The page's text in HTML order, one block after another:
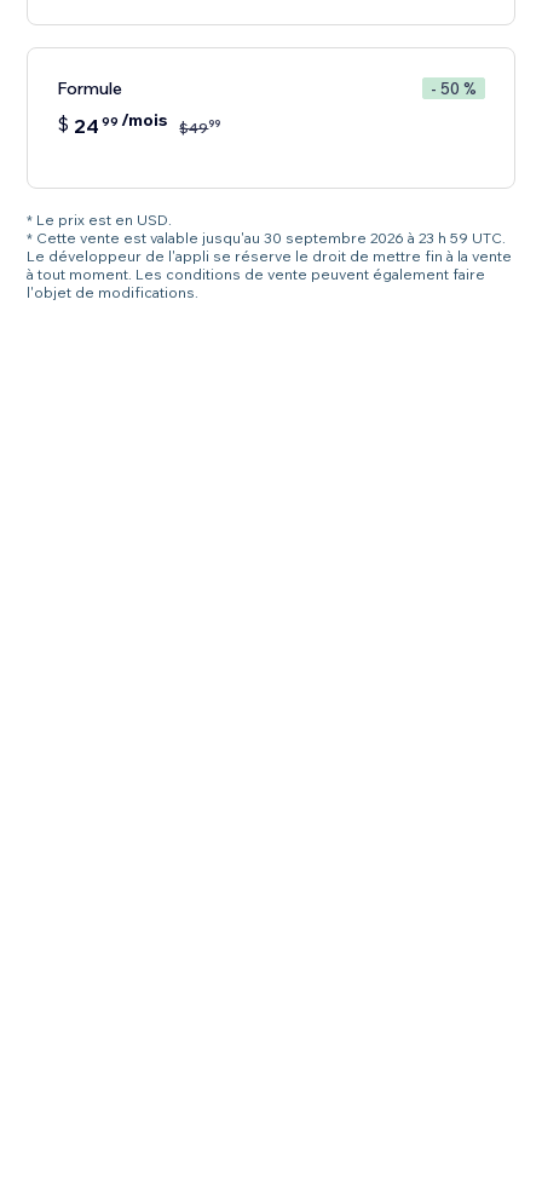
Formule - 50 %
$ 24 99 /mois $4999
* Le prix est en USD.
* Cette vente est valable jusqu'au 30 septembre 2026 à 23 h 59 UTC.
Le développeur de l'appli se réserve le droit de mettre fin à la vente
à tout moment. Les conditions de vente peuvent également faire
l'objet de modifications.